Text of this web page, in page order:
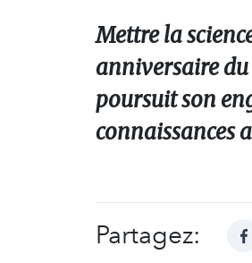
Mettre la
anniversaire du
poursuit son
connaissances
Partagez: